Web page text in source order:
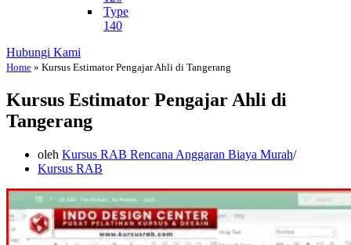
Type
140
Hubungi Kami
Home » Kursus Estimator Pengajar Ahli di Tangerang
Kursus Estimator Pengajar Ahli di
Tangerang
oleh Kursus RAB Rencana Anggaran Biaya Murah
Kursus RAB